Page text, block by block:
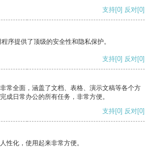
支持[0] 反对[0]
序提供了顶级的安全性和隐私保护。
支持[0] 反对[0]
常全面，涵盖了文档、表格、演示文稿等各个方
成日常办公的所有任务，非常方便。
支持[0] 反对[0]
性化，使用起来非常方便。